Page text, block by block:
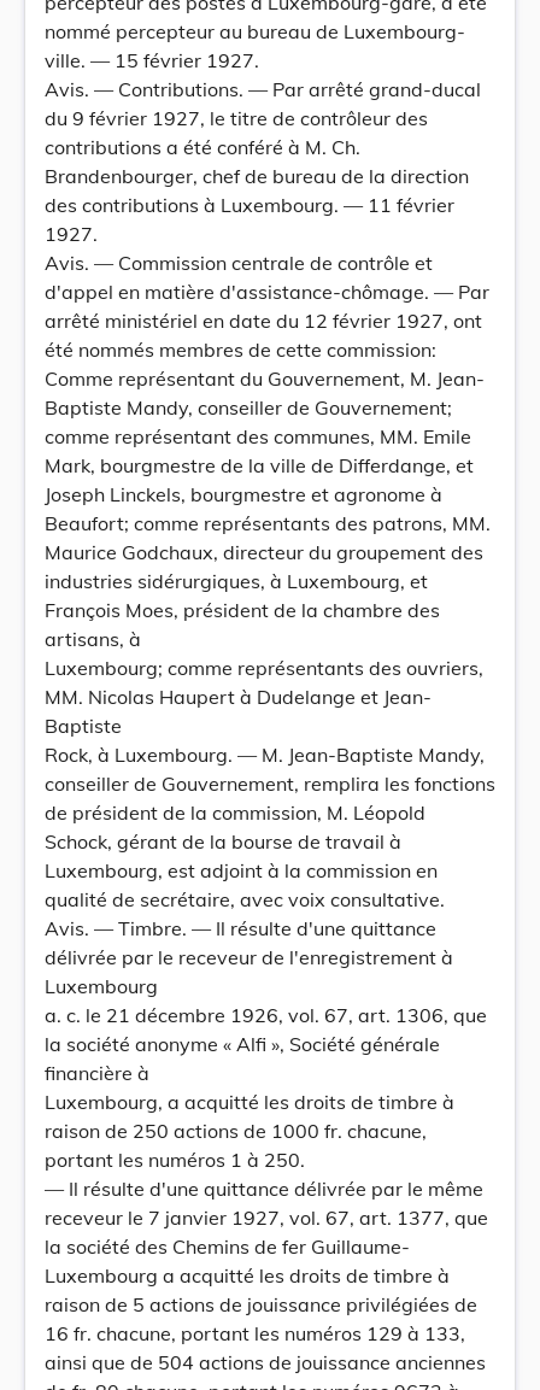
nommé percepteur au bureau de Luxembourg-
ville. — 15 février 1927.
Avis. — Contributions. — Par arrêté grand-ducal
du 9 février 1927, le titre de contrôleur des
contributions a été conféré à M. Ch.
Brandenbourger, chef de bureau de la direction
des contributions à Luxembourg. — 11 février
1927.
Avis. — Commission centrale de contrôle et
d'appel en matière d'assistance-chômage. — Par
arrêté ministériel en date du 12 février 1927, ont
été nommés membres de cette commission:
Comme représentant du Gouvernement, M. Jean-
Baptiste Mandy, conseiller de Gouvernement;
comme représentant des communes, MM. Emile
Mark, bourgmestre de la ville de Differdange, et
Joseph Linckels, bourgmestre et agronome à
Beaufort; comme représentants des patrons, MM.
Maurice Godchaux, directeur du groupement des
industries sidérurgiques, à Luxembourg, et
François Moes, président de la chambre des
artisans, à
Luxembourg; comme représentants des ouvriers,
MM. Nicolas Haupert à Dudelange et Jean-
Baptiste
Rock, à Luxembourg. — M. Jean-Baptiste Mandy,
conseiller de Gouvernement, remplira les fonctions
de président de la commission, M. Léopold
Schock, gérant de la bourse de travail à
Luxembourg, est adjoint à la commission en
qualité de secrétaire, avec voix consultative.
Avis. — Timbre. — Il résulte d'une quittance
délivrée par le receveur de l'enregistrement à
Luxembourg
a. c. le 21 décembre 1926, vol. 67, art. 1306, que
la société anonyme « Alfi », Société générale
financière à
Luxembourg, a acquitté les droits de timbre à
raison de 250 actions de 1000 fr. chacune,
portant les numéros 1 à 250.
— Il résulte d'une quittance délivrée par le même
receveur le 7 janvier 1927, vol. 67, art. 1377, que
la société des Chemins de fer Guillaume-
Luxembourg a acquitté les droits de timbre à
raison de 5 actions de jouissance privilégiées de
16 fr. chacune, portant les numéros 129 à 133,
ainsi que de 504 actions de jouissance anciennes